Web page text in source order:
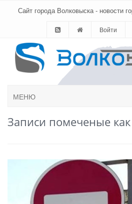
Сайт города Волковыска - новости
Войти
МЕНЮ
Записи помеченые